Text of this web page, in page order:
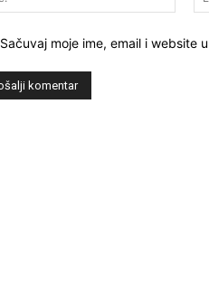
Sačuvaj moje ime, email i website